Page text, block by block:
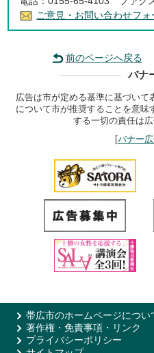
ご意見・お問い合わせフォ
前のページへ戻る
バナ
広告は市が定める基準に基づい
について市が推奨することを意味
する一切の責任は
[バナー
帯広市のホームページについ
著作権・免責事項・リンク
プライバシーポリシー